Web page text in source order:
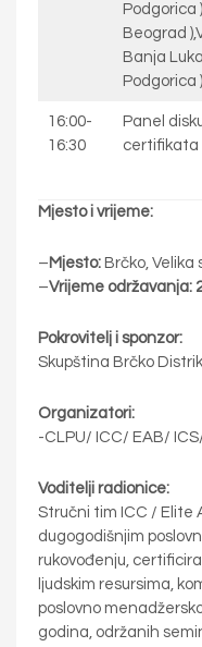
Podgorica
Beograd
Banja
Podgorica )
16:00-
16:30
Panel
certifikata
Mjesto i vrijeme:
– Mjesto: Brčko,
–Vrijeme održavanja:
Pokrovitelj i sponzor:
Skupština Brčko
Organizatori:
-CLPU/ ICC/ EAB/
Voditelji radionice:
Stručni tim ICC / Elite
dugogodišnjim
rukovođenju,
ljudskim resursima,
poslovno
godina, održanih